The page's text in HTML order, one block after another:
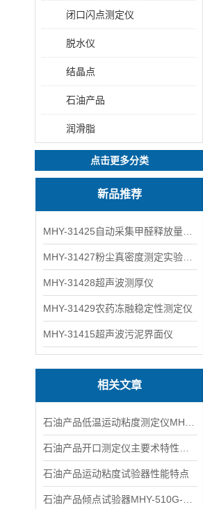
闭口闪点测定仪
脱水仪
结晶点
石油产品
润滑脂
点击更多分类
新品推荐
MHY-31428超声波测厚仪
MHY-31429农药冻融稳定性测定仪
MHY-31415超声波污泥界面仪
相关文章
石油产品运动粘度试验器性能特点